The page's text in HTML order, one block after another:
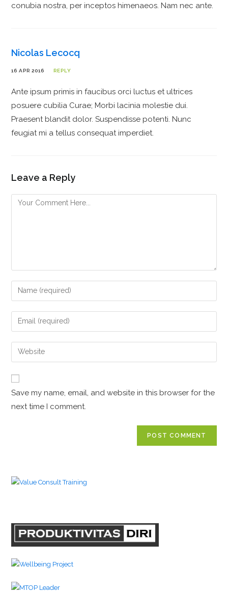
conubia nostra, per inceptos himenaeos. Nam nec ante.
Nicolas Lecocq
16 APR 2016 REPLY
Ante ipsum primis in faucibus orci luctus et ultrices
posuere cubilia Curae; Morbi lacinia molestie dui.
Praesent blandit dolor. Suspendisse potenti. Nunc
feugiat mi a tellus consequat imperdiet.
Leave a Reply
Save my name, email, and website in this browser for the
next time I comment.